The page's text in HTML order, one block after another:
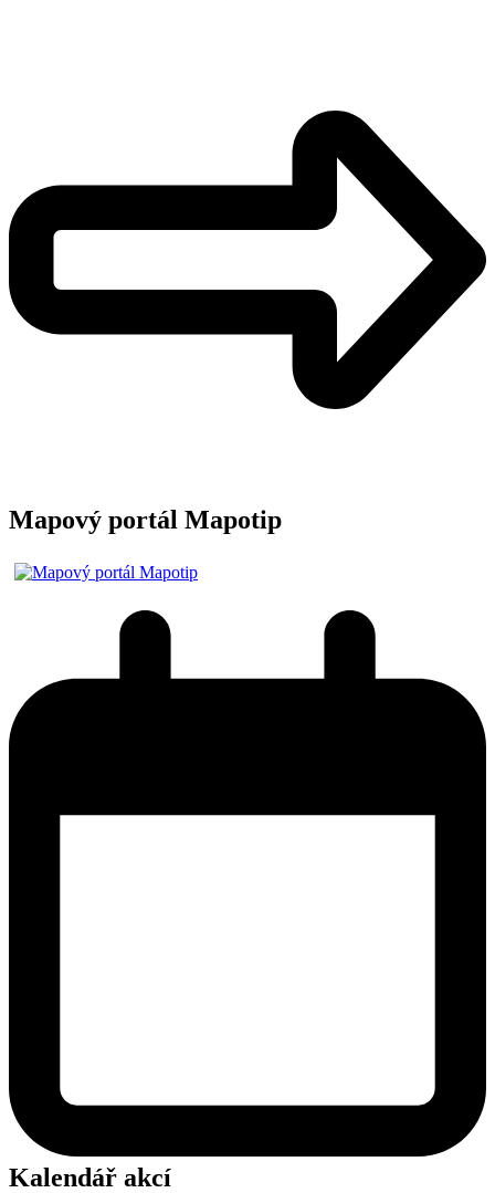
Mapový portál Mapotip
Kalendář akcí